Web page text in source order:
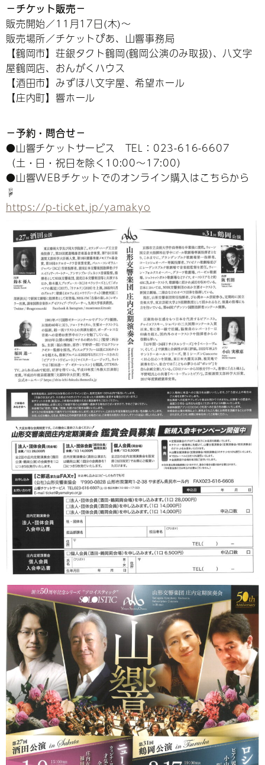
－チケット販売－
販売開始／11月17日(木)～
販売場所／チケットぴあ、山響事務局
【鶴岡市】荘銀タクト鶴岡(鶴岡公演のみ取扱)、八文字
屋鶴岡店、おんがくハウス
【酒田市】みずほ八文字屋、希望ホール
【庄内町】響ホール
－予約・問合せ－
●山響チケットサービス TEL：023-616-6607
（土・日・祝日を除く10:00～17:00）
●山響WEBチケットでのオンライン購入はこちらから
☟
https://p-ticket.jp/yamakyo